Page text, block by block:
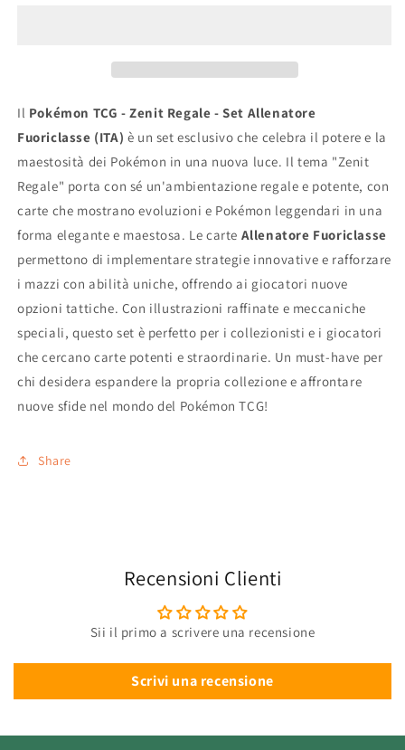
(ITA)
(ITA)
Il Pokémon TCG - Zenit Regale - Set Allenatore
Fuoriclasse (ITA) è un set esclusivo che celebra il potere e la
maestosità dei Pokémon in una nuova luce. Il tema "Zenit
Regale" porta con sé un'ambientazione regale e potente, con
carte che mostrano evoluzioni e Pokémon leggendari in una
forma elegante e maestosa. Le carte Allenatore Fuoriclasse
permettono di implementare strategie innovative e rafforzare
i mazzi con abilità uniche, offrendo ai giocatori nuove
opzioni tattiche. Con illustrazioni raffinate e meccaniche
speciali, questo set è perfetto per i collezionisti e i giocatori
che cercano carte potenti e straordinarie. Un must-have per
chi desidera espandere la propria collezione e affrontare
nuove sfide nel mondo del Pokémon TCG!
Share
Recensioni Clienti
Sii il primo a scrivere una recensione
Scrivi una recensione